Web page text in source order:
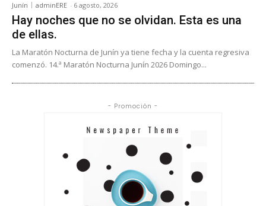
Junín adminERE - 6 agosto, 2026
Hay noches que no se olvidan. Esta es una
de ellas.
La Maratón Nocturna de Junín ya tiene fecha y la cuenta regresiva
comenzó. 14.ª Maratón Nocturna Junín 2026 Domingo...
- Promoción -